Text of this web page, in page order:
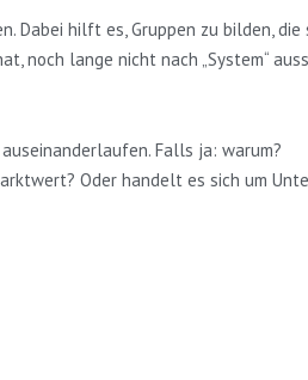
Dabei hilft es, Gruppen zu bilden, die
noch lange nicht nach „System“
Falls ja: warum?
Oder handelt es sich um